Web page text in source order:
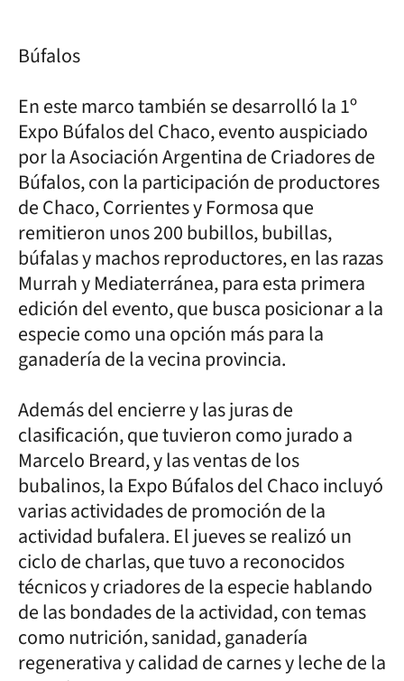
Búfalos
En este marco también se desarrolló la 1º
Expo Búfalos del Chaco, evento auspiciado
por la Asociación Argentina de Criadores de
Búfalos, con la participación de productores
de Chaco, Corrientes y Formosa que
remitieron unos 200 bubillos, bubillas,
búfalas y machos reproductores, en las razas
Murrah y Mediaterránea, para esta primera
edición del evento, que busca posicionar a la
especie como una opción más para la
ganadería de la vecina provincia.
Además del encierre y las juras de
clasificación, que tuvieron como jurado a
Marcelo Breard, y las ventas de los
bubalinos, la Expo Búfalos del Chaco incluyó
varias actividades de promoción de la
actividad bufalera. El jueves se realizó un
ciclo de charlas, que tuvo a reconocidos
técnicos y criadores de la especie hablando
de las bondades de la actividad, con temas
como nutrición, sanidad, ganadería
regenerativa y calidad de carnes y leche de la